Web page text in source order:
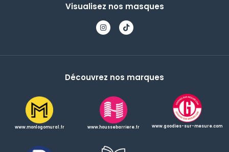
Visualisez nos masques
Découvrez nos marques
www.monlogomural.fr www.houssebarriere.fr www.goodies-sur-mesure.com